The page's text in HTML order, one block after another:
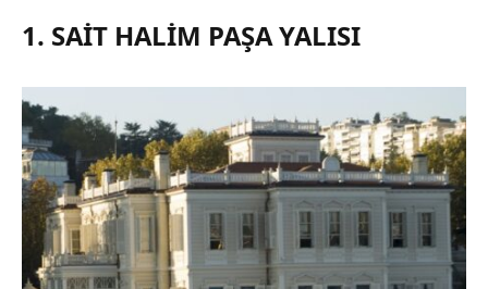
1. SAIT HALIM PAŞA YALISI